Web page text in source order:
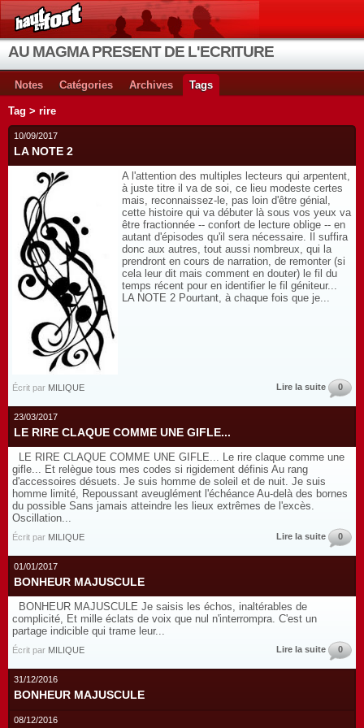
AU MAGMA PRESENT DE L'ECRITURE
Notes Catégories Archives Tags
Tag > rire
10/09/2017
LA NOTE 2
A l'attention des multiples lecteurs qui arpentent,
à juste titre il va de soi, ce lieu modeste certes
mais, reconnaissez-le, pas loin d'être génial,
cette histoire qui va débuter là sous vos yeux va
être fractionnée -- confort de lecture oblige -- en
autant d'épisodes qu'il sera nécessaire. Il suffira
donc aux autres, tout aussi nombreux, qui la
prendront en cours de narration, de remonter (si
cela leur dit mais comment en douter) le fil du
temps récent pour en identifier le fil géniteur...
LA NOTE 2 Pourtant, à chaque fois que je...
Écrit par MILIQUE Lire la suite 0
23/03/2017
LE RIRE CLAQUE COMME UNE GIFLE...
LE RIRE CLAQUE COMME UNE GIFLE... Le rire claque comme une
gifle... Et relègue tous mes codes si rigidement définis Au rang
d'accessoires désuets. Je suis homme de soleil et de nuit. Je suis
homme limité, Repoussant aveuglément l'échéance Au-delà des bornes
du possible Sans jamais atteindre les lieux extrêmes de l'excès.
Oscillation...
Écrit par MILIQUE Lire la suite 0
01/01/2017
BONHEUR MAJUSCULE
BONHEUR MAJUSCULE Je saisis les échos, inaltérables de
complicité, Et mille éclats de voix que nul n'interrompra. C'est un
partage indicible qui trame leur...
Écrit par MILIQUE Lire la suite 0
31/12/2016
BONHEUR MAJUSCULE
08/12/2016